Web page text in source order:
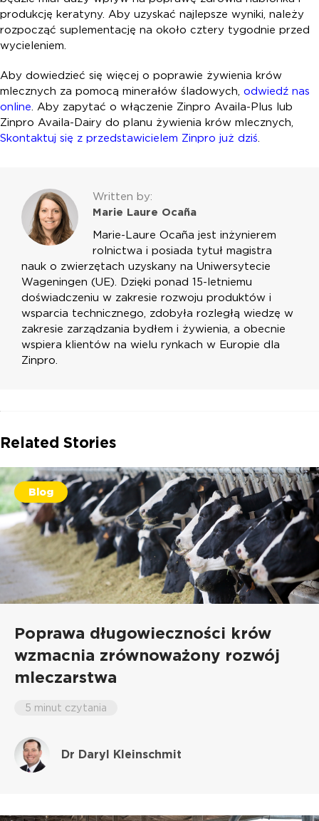
produkcję keratyny. Aby uzyskać najlepsze wyniki, należy
rozpocząć suplementację na około cztery tygodnie przed
wycieleniem.
Aby dowiedzieć się więcej o poprawie żywienia krów
mlecznych za pomocą minerałów śladowych, odwiedź nas
online. Aby zapytać o włączenie Zinpro Availa-Plus lub
Zinpro Availa-Dairy do planu żywienia krów mlecznych,
Skontaktuj się z przedstawicielem Zinpro już dziś.
Written by:
Marie Laure Ocaña
Marie-Laure Ocaña jest inżynierem
rolnictwa i posiada tytuł magistra
nauk o zwierzętach uzyskany na Uniwersytecie
Wageningen (UE). Dzięki ponad 15-letniemu
doświadczeniu w zakresie rozwoju produktów i
wsparcia technicznego, zdobyła rozległą wiedzę w
zakresie zarządzania bydłem i żywienia, a obecnie
wspiera klientów na wielu rynkach w Europie dla
Zinpro.
Related Stories
Blog
Poprawa długowieczności krów
wzmacnia zrównoważony rozwój
mleczarstwa
5 minut czytania
Dr Daryl Kleinschmit